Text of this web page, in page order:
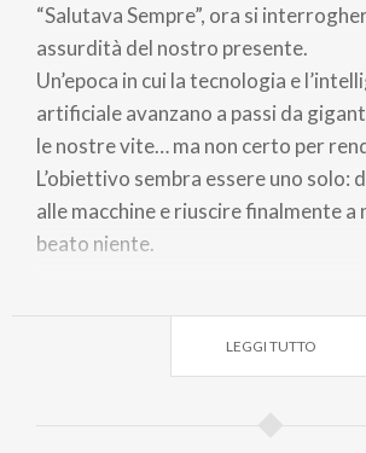
“Salutava Sempre”, ora si
assurdità del nostro presente.
Un’epoca in cui la tecnologia e
artificiale avanzano a passi da
le nostre vite… ma non certo per
L’obiettivo sembra essere uno solo:
alle macchine e riuscire finalmente a
beato niente.
stile, ci racconta un futuro che
LEGGI TUTTO